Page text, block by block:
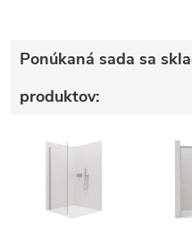
Ponúkaná sada sa
produktov: